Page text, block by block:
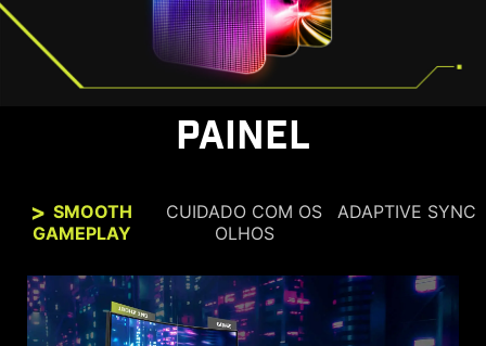
PAINEL
SMOOTH
GAMEPLAY
CUIDADO COM OS
OLHOS
ADAPTIVE SYNC